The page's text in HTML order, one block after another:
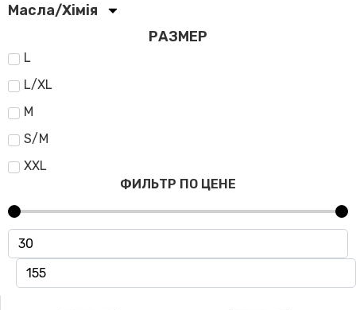
Масла/Хімія
РАЗМЕР
L
L/XL
M
S/M
XXL
ФИЛЬТР ПО ЦЕНЕ